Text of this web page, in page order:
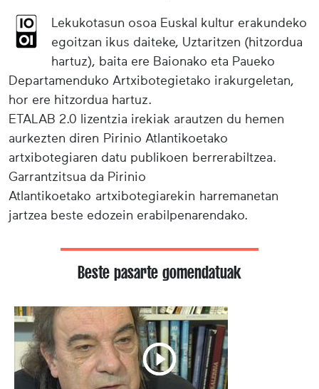
Lekukotasun osoa Euskal kultur erakundeko
egoitzan ikus daiteke, Uztaritzen (hitzordua
hartuz), baita ere Baionako eta Paueko
Departamenduko Artxibotegietako irakurgeletan,
hor ere hitzordua hartuz.
ETALAB 2.0 lizentzia irekiak arautzen du hemen
aurkezten diren Pirinio Atlantikoetako
artxibotegiaren datu publikoen berrerabiltzea.
Garrantzitsua da Pirinio
Atlantikoetako artxibotegiarekin harremanetan
jartzea beste edozein erabilpenarendako.
Beste pasarte gomendatuak